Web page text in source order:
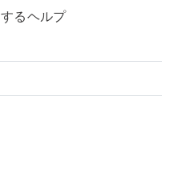
るヘルプ